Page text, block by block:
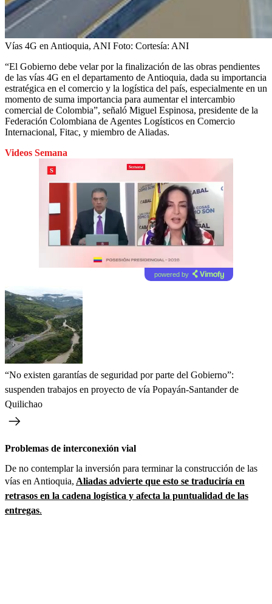
Vías 4G en Antioquia, ANI Foto: Cortesía: ANI
“El Gobierno debe velar por la finalización de las obras pendientes
de las vías 4G en el departamento de Antioquia, dada su importancia
estratégica en el comercio y la logística del país, especialmente en un
momento de suma importancia para aumentar el intercambio
comercial de Colombia”, señaló Miguel Espinosa, presidente de la
Federación Colombiana de Agentes Logísticos en Comercio
Internacional, Fitac, y miembro de Aliadas.
Videos Semana
powered by
“No existen garantías de seguridad por parte del Gobierno”:
suspenden trabajos en proyecto de vía Popayán-Santander de
Quilichao
Problemas de interconexión vial
De no contemplar la inversión para terminar la construcción de las
vías en Antioquia, Aliadas advierte que esto se traduciría en
retrasos en la cadena logística y afecta la puntualidad de las
entregas.